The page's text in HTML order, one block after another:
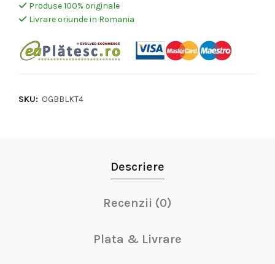
Produse 100% originale
Livrare oriunde in Romania
SKU: OGBBLKT4
Descriere
Recenzii (0)
Plata & Livrare